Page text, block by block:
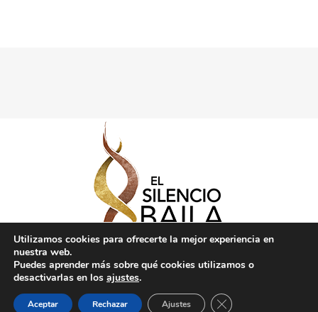
Politica de Privacidad
Utilizamos cookies para ofrecerte la mejor experiencia en
nuestra web.
Puedes aprender más sobre qué cookies utilizamos o
desactivarlas en los ajustes.
Aceptar Rechazar Ajustes Cerrar el banner de